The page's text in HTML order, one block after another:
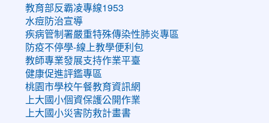
教育部反霸凌專線1953
水痘防治宣導
疾病管制署嚴重特殊傳染性肺炎專區
防疫不停學-線上教學便利包
教師專業發展支持作業平臺
健康促進評鑑專區
桃園市學校午餐教育資訊網
上大國小個資保護公開作業
上大國小災害防救計畫書